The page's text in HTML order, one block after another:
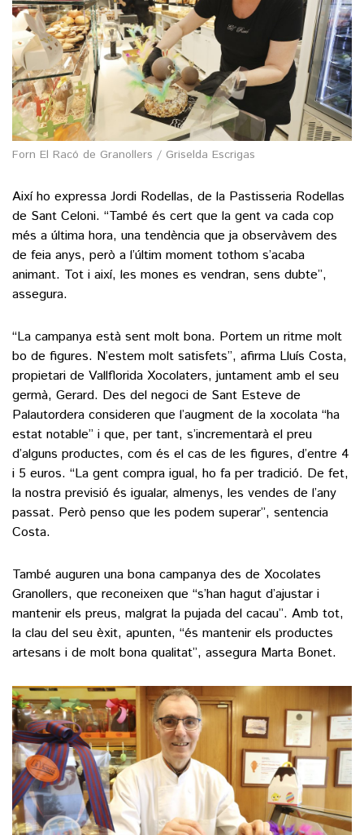
Forn El Racó de Granollers / Griselda Escrigas
Així ho expressa Jordi Rodellas, de la Pastisseria Rodellas
de Sant Celoni. “També és cert que la gent va cada cop
més a última hora, una tendència que ja observàvem des
de feia anys, però a l’últim moment tothom s’acaba
animant. Tot i així, les mones es vendran, sens dubte”,
assegura.
“La campanya està sent molt bona. Portem un ritme molt
bo de figures. N’estem molt satisfets”, afirma Lluís Costa,
propietari de Vallflorida Xocolaters, juntament amb el seu
germà, Gerard. Des del negoci de Sant Esteve de
Palautordera consideren que l’augment de la xocolata “ha
estat notable” i que, per tant, s’incrementarà el preu
d’alguns productes, com és el cas de les figures, d’entre 4
i 5 euros. “La gent compra igual, ho fa per tradició. De fet,
la nostra previsió és igualar, almenys, les vendes de l’any
passat. Però penso que les podem superar”, sentencia
Costa.
També auguren una bona campanya des de Xocolates
Granollers, que reconeixen que “s’han hagut d’ajustar i
mantenir els preus, malgrat la pujada del cacau”. Amb tot,
la clau del seu èxit, apunten, “és mantenir els productes
artesans i de molt bona qualitat”, assegura Marta Bonet.